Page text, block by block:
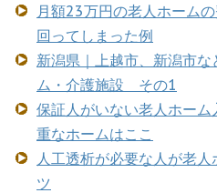
月額23万円の老人ホーム
回ってしまった例
新潟県｜上越市、新潟市
ム・介護施設 その1
保証人がいない老人ホー
重なホームはここ
人工透析が必要な人が老
ツ